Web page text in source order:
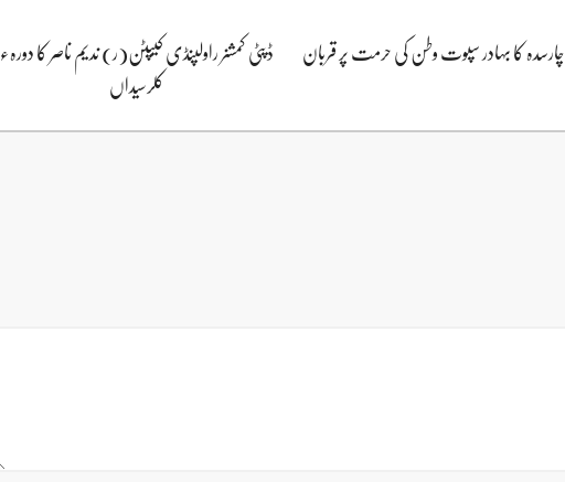
چارسدہ کا بہادر سپوت وطن کی حرمت پر قربان
ڈپٹی کمشنر راولپنڈی کیپٹن(ر) ندیم ناصر کا دورہء
کلرسیداں